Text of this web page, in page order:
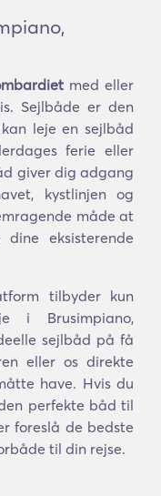
med eller
Sejlbåde er den
leje en sejlbåd
ferie eller
giver dig adgang
kystlinjen og
måde at
eksisterende
tilbyder kun
i Brusimpiano,
sejlbåd på få
eller os direkte
have. Hvis du
perfekte båd til
foreslå de bedste
til din rejse.